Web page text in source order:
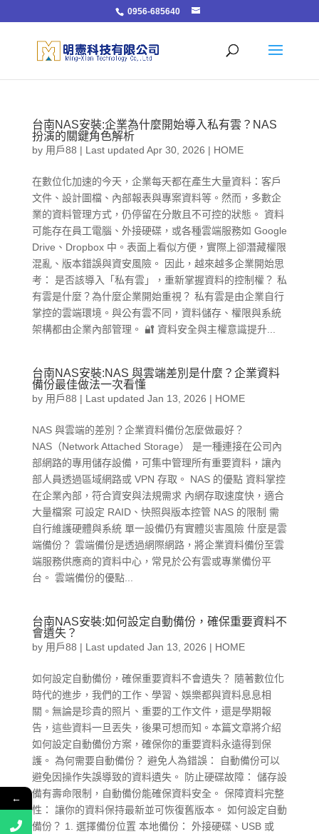
0956-685640
台南NAS安裝:企業為什麼開始導入私有雲？NAS
扮演的關鍵角色解析
by 用戶88 | Last updated Apr 30, 2026 | HOME
在數位化加速的今天，企業每天都在產生大量資料：客戶
文件、設計圖檔、內部報表與專案資料等。然而，多數企
業的資料管理方式，仍停留在分散且不可控的狀態。 資料
可能存在員工電腦、外接硬碟，或各種雲端服務如 Google
Drive、Dropbox 中。表面上看似方便，實際上卻潛藏權限
混亂、版本錯誤與資安風險。 因此，越來越多企業開始思
考： 是否該導入「私有雲」，重新掌握資料的控制權？ 私
有雲是什麼？為什麼企業開始重視？ 私有雲是由企業自行
掌控的雲端環境。與公有雲不同，資料儲存、權限與系統
架構都由企業內部管理。 🔐 資料安全與主權意識提升...
台南NAS安裝:NAS 與雲端差別是什麼？企業資料
備份最佳做法一次看懂
by 用戶88 | Last updated Jan 13, 2026 | HOME
NAS 與雲端的差別？企業資料備份怎麼做最好？
NAS（Network Attached Storage） 是一種連接在公司內
部網路的專用儲存設備，可集中管理所有重要資料，讓內
部人員透過區域網路或 VPN 存取。 NAS 的優點 資料掌控
在企業內部，符合資安與法規需求 內網存取速度快，適合
大量檔案 可設定 RAID、快照與版本控管 NAS 的限制 需
自行維護硬體與系統 單一設備仍有實體災害風險 什麼是雲
端備份？ 雲端備份是透過網際網路，將企業資料備份至雲
端服務供應商的資料中心，常見於公有雲或專業備份平
台。 雲端備份的優點...
台南NAS安裝:如何設定自動備份，確保重要資料不
會遺失？
by 用戶88 | Last updated Jan 13, 2026 | HOME
如何設定自動備份，確保重要資料不會遺失？ 隨著數位化
時代的進步，我們的工作、學習、娛樂都與資料息息相
關。無論是珍貴的照片、重要的工作文件，還是學期報
告，這些資料一旦丟失，後果可想而知。本篇文章將介紹
如何設定自動備份方案，確保你的重要資料永遠得到保
護。 為何需要自動備份？ 避免人為錯誤： 自動備份可以
避免因操作失誤導致的資料遺失。 防止硬碟故障： 儲存設
備有壽命限制，自動備份能確保資料安全。 保障資料完整
性： 讓你的資料保持最新並可恢復舊版本。 如何設定自動
備份？ 1. 選擇備份位置 本地備份： 外接硬碟、USB 或
←